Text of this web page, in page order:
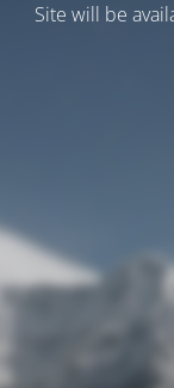
Site will be